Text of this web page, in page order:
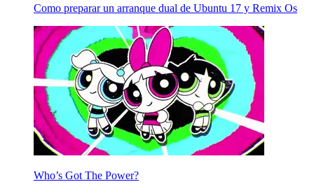
Como preparar un arranque dual de Ubuntu 17 y Remix Os
Who’s Got The Power?